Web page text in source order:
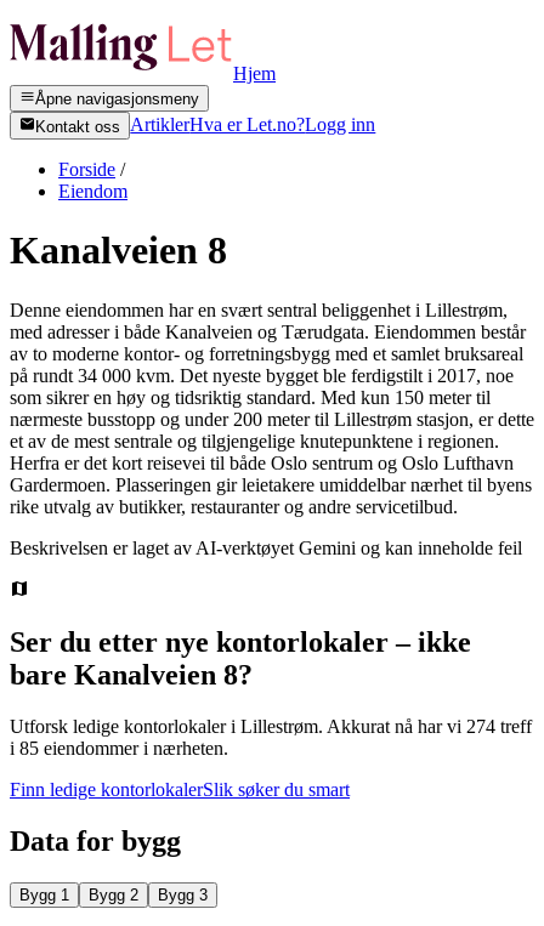
Hjem
Åpne navigasjonsmeny
Kontakt oss
ArtiklerHva er Let.no?Logg inn
Forside /
Eiendom
Kanalveien 8
Denne eiendommen har en svært sentral beliggenhet i Lillestrøm,
med adresser i både Kanalveien og Tærudgata. Eiendommen består
av to moderne kontor- og forretningsbygg med et samlet bruksareal
på rundt 34 000 kvm. Det nyeste bygget ble ferdigstilt i 2017, noe
som sikrer en høy og tidsriktig standard. Med kun 150 meter til
nærmeste busstopp og under 200 meter til Lillestrøm stasjon, er dette
et av de mest sentrale og tilgjengelige knutepunktene i regionen.
Herfra er det kort reisevei til både Oslo sentrum og Oslo Lufthavn
Gardermoen. Plasseringen gir leietakere umiddelbar nærhet til byens
rike utvalg av butikker, restauranter og andre servicetilbud.
Beskrivelsen er laget av AI-verktøyet Gemini og kan inneholde feil
Ser du etter nye kontorlokaler – ikke
bare Kanalveien 8?
Utforsk ledige kontorlokaler i Lillestrøm. Akkurat nå har vi 274 treff
i 85 eiendommer i nærheten.
Finn ledige kontorlokalerSlik søker du smart
Data for bygg
Bygg 1 Bygg 2 Bygg 3